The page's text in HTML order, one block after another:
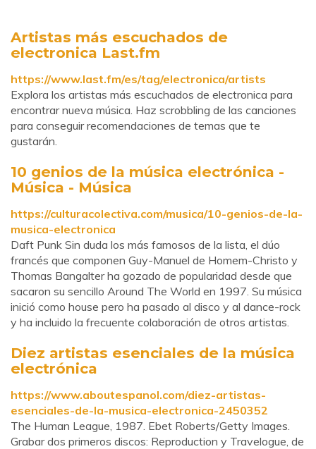
Artistas más escuchados de
electronica Last.fm
https://www.last.fm/es/tag/electronica/artists
Explora los artistas más escuchados de electronica para
encontrar nueva música. Haz scrobbling de las canciones
para conseguir recomendaciones de temas que te
gustarán.
10 genios de la música electrónica -
Música - Música
https://culturacolectiva.com/musica/10-genios-de-la-
musica-electronica
Daft Punk Sin duda los más famosos de la lista, el dúo
francés que componen Guy-Manuel de Homem-Christo y
Thomas Bangalter ha gozado de popularidad desde que
sacaron su sencillo Around The World en 1997. Su música
inició como house pero ha pasado al disco y al dance-rock
y ha incluido la frecuente colaboración de otros artistas.
Diez artistas esenciales de la música
electrónica
https://www.aboutespanol.com/diez-artistas-
esenciales-de-la-musica-electronica-2450352
The Human League, 1987. Ebet Roberts/Getty Images.
Grabar dos primeros discos: Reproduction y Travelogue, de